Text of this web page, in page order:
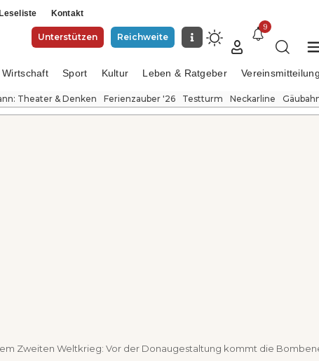
Kontakt
Unterstützen Reichweite
9
Wirtschaft Sport Kultur Leben & Ratgeber Vereinsmitteilung
Theater & Denken Ferienzauber '26 Testturm Neckarline
Zweiten Weltkrieg: Vor der Donaugestaltung kommt die